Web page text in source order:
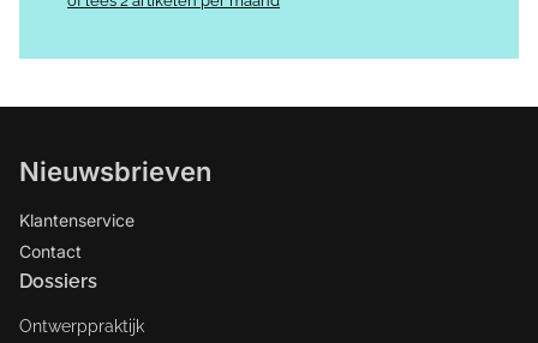
Nieuwsbrieven
Klantenservice
Contact
Dossiers
Ontwerppraktijk